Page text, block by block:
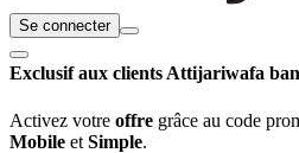
Se connecter
Exclusif aux clients Attijariwafa
Activez votre offre grâce au code
Mobile et Simple.